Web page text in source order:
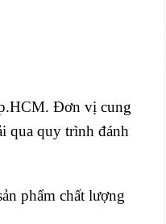
Đơn vị cung
qua quy trình đánh
phẩm chất lượng